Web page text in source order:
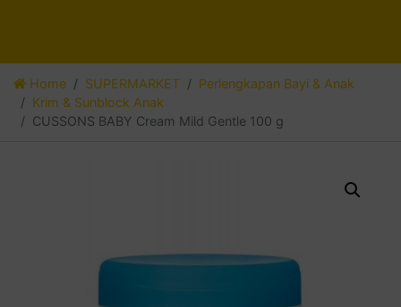
Home SUPERMARKET
Perlengkapan Bayi & Anak
Krim & Sunblock Anak
CUSSONS BABY Cream Mild Gentle 100 g